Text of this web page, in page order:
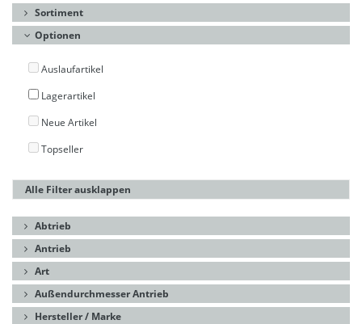
Sortiment
Optionen
Auslaufartikel
Lagerartikel
Neue Artikel
Topseller
Alle Filter ausklappen
Abtrieb
Antrieb
Art
Außendurchmesser Antrieb
Hersteller / Marke